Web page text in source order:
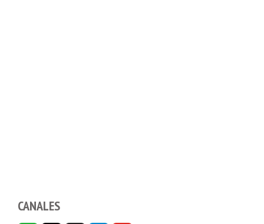
CANALES